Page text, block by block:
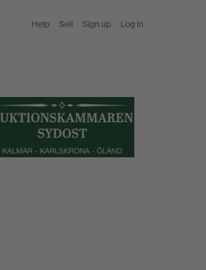
Help Sell Sign up Log in